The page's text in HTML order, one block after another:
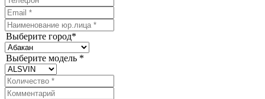
Выберите город*
Выберите модель *